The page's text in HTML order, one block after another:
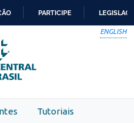
PARTICIPE
ENGLISH
Tutoriais